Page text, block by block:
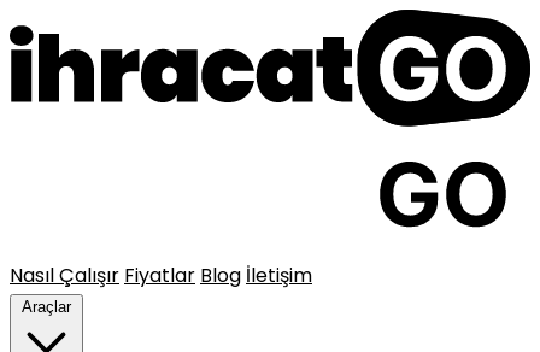
Nasıl Çalışır Fiyatlar Blog İletişim
Araçlar